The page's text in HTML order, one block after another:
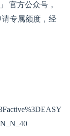
官方公众号，
请专属额度，经